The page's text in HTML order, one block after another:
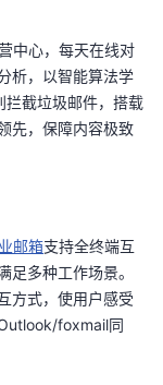
中心，每天在线对
析，以智能算法学
拦截垃圾邮件，搭载
先，保障内容极致
邮箱支持全终端互
多种工作场景。
方式，使用户感受
foxmail同